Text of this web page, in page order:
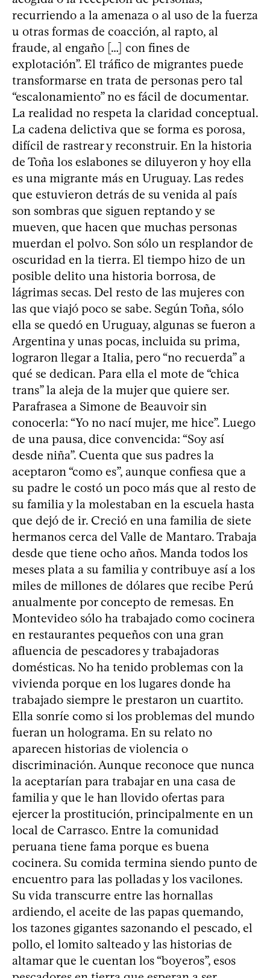
recurriendo a la amenaza o al uso de la fuerza
u otras formas de coacción, al rapto, al
fraude, al engaño […] con fines de
explotación”. El tráfico de migrantes puede
transformarse en trata de personas pero tal
“escalonamiento” no es fácil de documentar.
La realidad no respeta la claridad conceptual.
La cadena delictiva que se forma es porosa,
difícil de rastrear y reconstruir. En la historia
de Toña los eslabones se diluyeron y hoy ella
es una migrante más en Uruguay. Las redes
que estuvieron detrás de su venida al país
son sombras que siguen reptando y se
mueven, que hacen que muchas personas
muerdan el polvo. Son sólo un resplandor de
oscuridad en la tierra. El tiempo hizo de un
posible delito una historia borrosa, de
lágrimas secas. Del resto de las mujeres con
las que viajó poco se sabe. Según Toña, sólo
ella se quedó en Uruguay, algunas se fueron a
Argentina y unas pocas, incluida su prima,
lograron llegar a Italia, pero “no recuerda” a
qué se dedican. Para ella el mote de “chica
trans” la aleja de la mujer que quiere ser.
Parafrasea a Simone de Beauvoir sin
conocerla: “Yo no nací mujer, me hice”. Luego
de una pausa, dice convencida: “Soy así
desde niña”. Cuenta que sus padres la
aceptaron “como es”, aunque confiesa que a
su padre le costó un poco más que al resto de
su familia y la molestaban en la escuela hasta
que dejó de ir. Creció en una familia de siete
hermanos cerca del Valle de Mantaro. Trabaja
desde que tiene ocho años. Manda todos los
meses plata a su familia y contribuye así a los
miles de millones de dólares que recibe Perú
anualmente por concepto de remesas. En
Montevideo sólo ha trabajado como cocinera
en restaurantes pequeños con una gran
afluencia de pescadores y trabajadoras
domésticas. No ha tenido problemas con la
vivienda porque en los lugares donde ha
trabajado siempre le prestaron un cuartito.
Ella sonríe como si los problemas del mundo
fueran un holograma. En su relato no
aparecen historias de violencia o
discriminación. Aunque reconoce que nunca
la aceptarían para trabajar en una casa de
familia y que le han llovido ofertas para
ejercer la prostitución, principalmente en un
local de Carrasco. Entre la comunidad
peruana tiene fama porque es buena
cocinera. Su comida termina siendo punto de
encuentro para las polladas y los vacilones.
Su vida transcurre entre las hornallas
ardiendo, el aceite de las papas quemando,
los tazones gigantes sazonando el pescado, el
pollo, el lomito salteado y las historias de
altamar que le cuentan los “boyeros”, esos